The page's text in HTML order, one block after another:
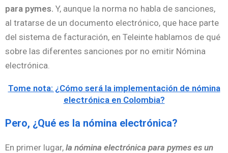
para pymes. Y, aunque la norma no habla de sanciones,
al tratarse de un documento electrónico, que hace parte
del sistema de facturación, en Teleinte hablamos de qué
sobre las diferentes sanciones por no emitir Nómina
electrónica.
Tome nota: ¿Cómo será la implementación de nómina
electrónica en Colombia?
Pero, ¿Qué es la nómina electrónica?
En primer lugar, la nómina electrónica para pymes es un